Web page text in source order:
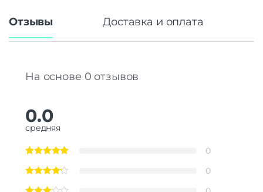
Отзывы Доставка и оплата
На основе 0 отзывов
0.0
средняя
0
0